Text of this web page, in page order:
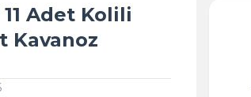
Adet Kolili
Kavanoz